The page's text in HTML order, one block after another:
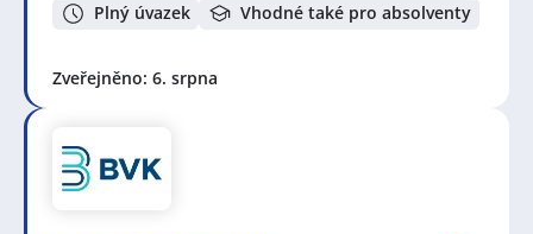
Plný úvazek Vhodné také pro absolventy
Zveřejněno: 6. srpna